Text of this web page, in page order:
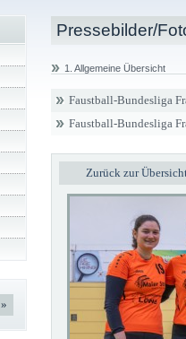
Pressebilder/
1. Allgemeine Übersicht
Faustball-Bundesliga
Faustball-Bundesliga
Zurück zur
»